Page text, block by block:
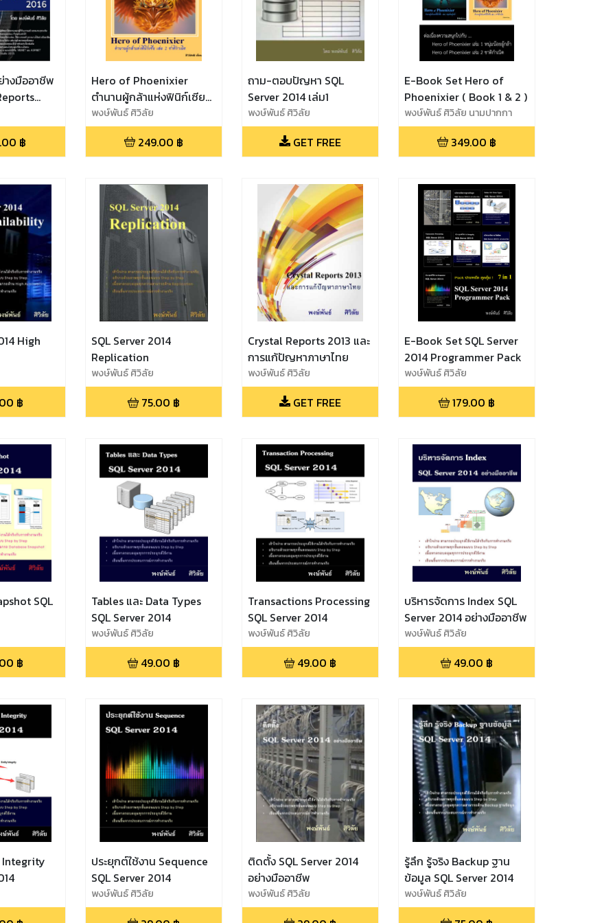
างมืออาชีพ
฿
Hero of Phoenixier
ตำนานผู้กล้าแห่งฟินิก์เซีย
เล่ม 2 ชาติกำเนิด
พงษ์พันธ์ ศิวิลัย
249.00 ฿
ถาม-ตอบปัญหา SQL
Server 2014 เล่ม1
พงษ์พันธ์ ศิวิลัย
GET FREE
E-Book Set Hero of
Phoenixier ( Book 1 & 2 )
พงษ์พันธ์ ศิวิลัย นามปากกา
P.Sivil
349.00 ฿
High
฿
SQL Server 2014
Replication
พงษ์พันธ์ ศิวิลัย
75.00 ฿
Crystal Reports 2013 และ
การแก้ปัญหาภาษาไทย
พงษ์พันธ์ ศิวิลัย
GET FREE
E-Book Set SQL Server
2014 Programmer Pack
พงษ์พันธ์ ศิวิลัย
179.00 ฿
SQL
฿
Tables และ Data Types
SQL Server 2014
พงษ์พันธ์ ศิวิลัย
49.00 ฿
Transactions Processing
SQL Server 2014
พงษ์พันธ์ ศิวิลัย
49.00 ฿
บริหารจัดการ Index SQL
Server 2014 อย่างมืออาชีพ
พงษ์พันธ์ ศิวิลัย
49.00 ฿
Integrity
ประยุกต์ใช้งาน Sequence
SQL Server 2014
พงษ์พันธ์ ศิวิลัย
ติดตั้ง SQL Server 2014
อย่างมืออาชีพ
พงษ์พันธ์ ศิวิลัย
รู้ลึก รู้จริง Backup ฐาน
ข้อมูล SQL Server 2014
พงษ์พันธ์ ศิวิลัย